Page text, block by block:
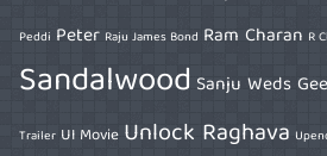
Peddi Peter Raju James Bond Ram Charan R
Sandalwood Sanju Weds
Trailer UI Movie Unlock Raghava